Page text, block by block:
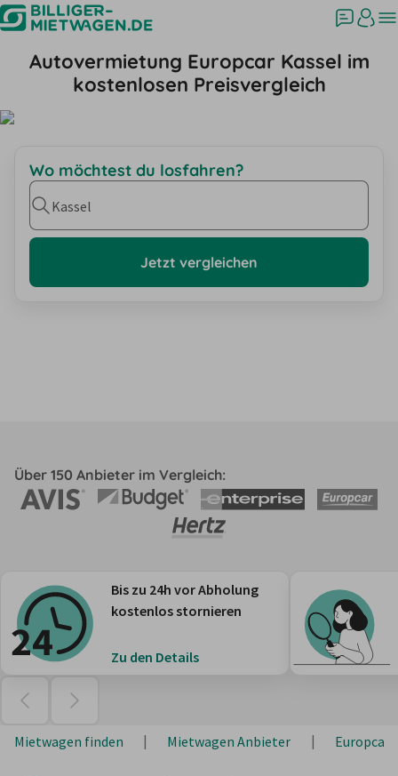
Autovermietung Europcar Kassel im
kostenlosen Preisvergleich
Wo möchtest du losfahren?
Kassel
Jetzt vergleichen
Über 150 Anbieter im Vergleich:
Bis zu 24h vor Abholung
kostenlos stornieren
Zu den Details
Mietwagen finden Mietwagen Anbieter Europcar